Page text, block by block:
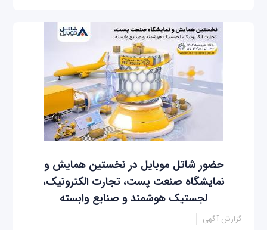
حضور شاتل موبایل در نخستین همایش و
نمایشگاه صنعت پست، تجارت الکترونیک،
لجستیک هوشمند و صنایع وابسته
گزارش آگهی